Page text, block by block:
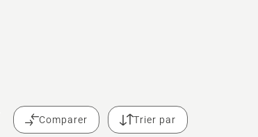
Comparer Trier par